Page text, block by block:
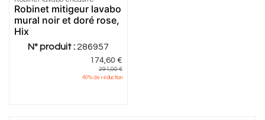
Robinet mitigeur lavabo
mural noir et doré rose,
Hix
N° produit : 286957
174,60 €
291,00€
40% de réduction